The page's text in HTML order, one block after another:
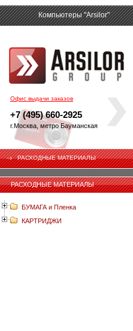
Офис выдачи заказов
+7 (495) 660-2925
г.Москва, метро Бауманская
Компьютеры "Arsilor"
РАСХОДНЫЕ МАТЕРИАЛЫ
РАСХОДНЫЕ МАТЕРИАЛЫ
БУМАГА и Пленка
КАРТРИДЖИ